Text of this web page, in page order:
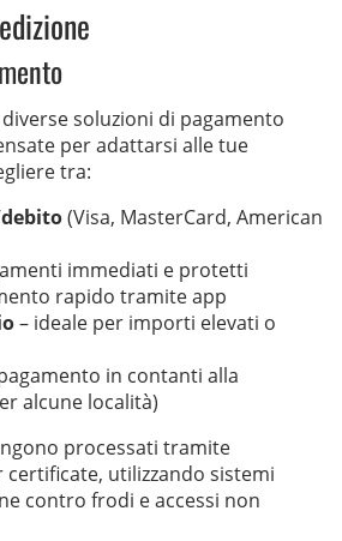
soluzioni di pagamento
per adattarsi alle tue
tra:
(Visa, MasterCard, American
immediati e protetti
rapido tramite app
– ideale per importi elevati o
in contanti alla
alcune località)
processati tramite
utilizzando sistemi
contro frodi e accessi non